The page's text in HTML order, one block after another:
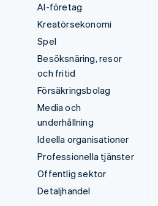
AI-företag
Kreatörsekonomi
Spel
Besöksnäring, resor
och fritid
Försäkringsbolag
Media och
underhållning
Ideella organisationer
Professionella tjänster
Offentlig sektor
Detaljhandel